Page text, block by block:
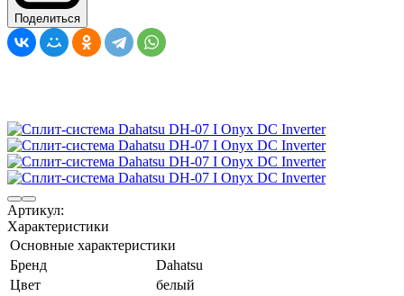
Поделиться
Артикул:
Характеристики
Основные характеристики
Бренд
Dahatsu
Цвет
белый